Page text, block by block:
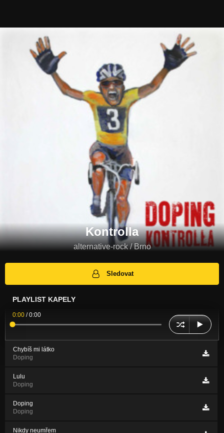
Kontrolla
alternative-rock / Brno
Sledovat
PLAYLIST KAPELY
0:00 /0:00
Chybíš mi látko
Doping
Lulu
Doping
Doping
Doping
Nikdy neumřem